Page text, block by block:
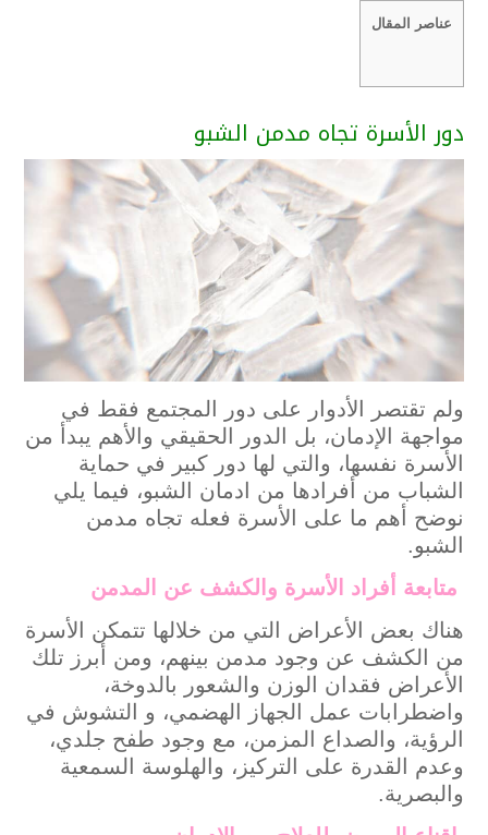
عناصر المقال
دور الأسرة تجاه مدمن الشبو
ولم تقتصر الأدوار على دور المجتمع فقط في
مواجهة الإدمان، بل الدور الحقيقي والأهم يبدأ من
الأسرة نفسها، والتي لها دور كبير في حماية
الشباب من أفرادها من ادمان الشبو، فيما يلي
نوضح أهم ما على الأسرة فعله تجاه مدمن
الشبو.
متابعة أفراد الأسرة والكشف عن المدمن
هناك بعض الأعراض التي من خلالها تتمكن الأسرة
من الكشف عن وجود مدمن بينهم، ومن أبرز تلك
الأعراض فقدان الوزن والشعور بالدوخة،
واضطرابات عمل الجهاز الهضمي، و التشوش في
الرؤية، والصداع المزمن، مع وجود طفح جلدي،
وعدم القدرة على التركيز، والهلوسة السمعية
والبصرية.